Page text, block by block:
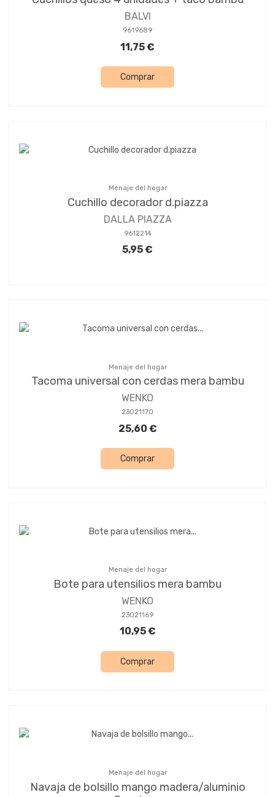
BALVI
9619689
11,75 €
Comprar
Menaje del hogar
Cuchillo decorador d.piazza
DALLA PIAZZA
9612214
5,95 €
Menaje del hogar
Tacoma universal con cerdas mera bambu
WENKO
23021170
25,60 €
Comprar
Menaje del hogar
Bote para utensilios mera bambu
WENKO
23021169
10,95 €
Comprar
Menaje del hogar
Navaja de bolsillo mango madera/aluminio